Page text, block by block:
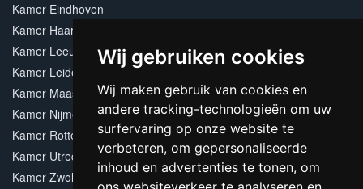
Wij gebruiken cookies
Wij maken gebruik van cookies en
andere tracking-technologieën om uw
surfervaring op onze website te
verbeteren, om gepersonaliseerde
inhoud en advertenties te tonen, om
Kamer Eindhoven
Kamer Haarlem
Kamer Leeuwarden
Kamer Leiden
Kamer Maastricht
Kamer Nijmegen
Kamer Rotterdam
Kamer Utrecht
Kamer Zwolle